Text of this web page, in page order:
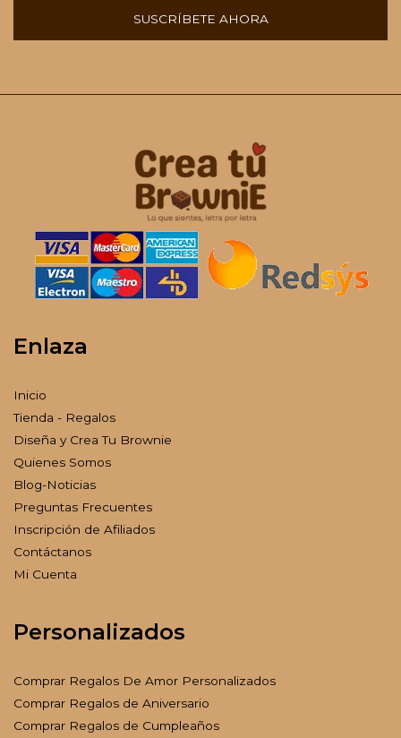
SUSCRÍBETE AHORA
Enlaza
Inicio
Tienda - Regalos
Diseña y Crea Tu Brownie
Quienes Somos
Blog-Noticias
Preguntas Frecuentes
Inscripción de Afiliados
Contáctanos
Mi Cuenta
Personalizados
Comprar Regalos De Amor Personalizados
Comprar Regalos de Aniversario
Comprar Regalos de Cumpleaños